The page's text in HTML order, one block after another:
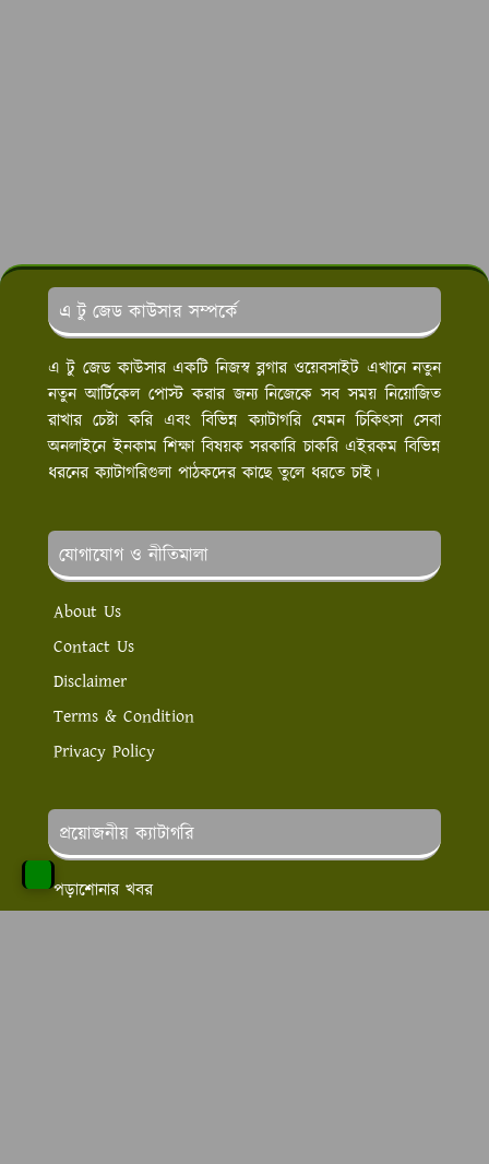
এ টু জেড কাউসার সম্পর্কে
এ টু জেড কাউসার একটি নিজস্ব ব্লগার ওয়েবসাইট এখানে নতুন
নতুন আর্টিকেল পোস্ট করার জন্য নিজেকে সব সময় নিয়োজিত
রাখার চেষ্টা করি এবং বিভিন্ন ক্যাটাগরি যেমন চিকিৎসা সেবা
অনলাইনে ইনকাম শিক্ষা বিষয়ক সরকারি চাকরি এইরকম বিভিন্ন
ধরনের ক্যাটাগরিগুলা পাঠকদের কাছে তুলে ধরতে চাই।
যোগাযোগ ও নীতিমালা
About Us
Contact Us
Disclaimer
Terms & Condition
Privacy Policy
প্রয়োজনীয় ক্যাটাগরি
পড়াশোনার খবর